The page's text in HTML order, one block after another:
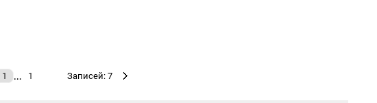
1 … 1 Записей: 7